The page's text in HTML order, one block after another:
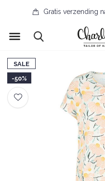
Gratis verzending
SALE
-50%